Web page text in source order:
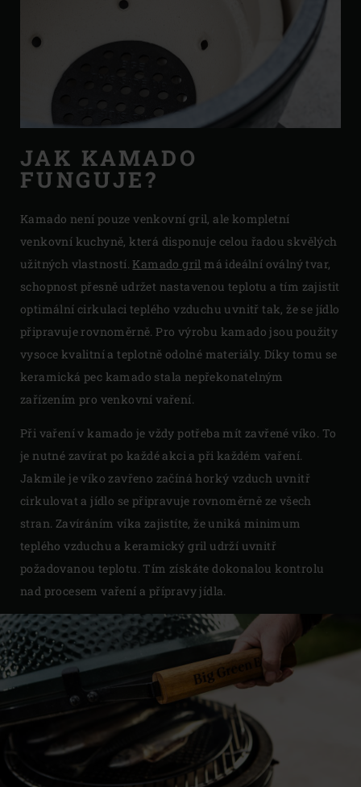
JAK KAMADO
FUNGUJE?
Kamado není pouze venkovní gril, ale kompletní
venkovní kuchyně, která disponuje celou řadou skvělých
užitných vlastností.Kamado gril má ideální oválný tvar,
schopnost přesně udržet nastavenou teplotu a tím zajistit
optimální cirkulaci teplého vzduchu uvnitř tak, že se jídlo
připravuje rovnoměrně. Pro výrobu kamado jsou použity
vysoce kvalitní a teplotně odolné materiály. Díky tomu se
keramická pec kamado stala nepřekonatelným
zařízením pro venkovní vaření.
Při vaření v kamado je vždy potřeba mít zavřené víko. To
je nutné zavírat po každé akci a při každém vaření.
Jakmile je víko zavřeno začíná horký vzduch uvnitř
cirkulovat a jídlo se připravuje rovnoměrně ze všech
stran. Zavíráním víka zajistíte, že uniká minimum
teplého vzduchu a keramický gril udrží uvnitř
požadovanou teplotu. Tím získáte dokonalou kontrolu
nad procesem vaření a přípravy jídla.